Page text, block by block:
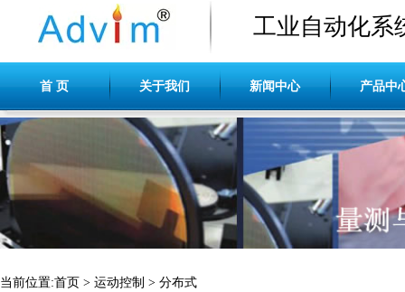
工业自动化系
首 页 关于我们 新闻中心 产品中
当前位置:首页 > 运动控制 > 分布式